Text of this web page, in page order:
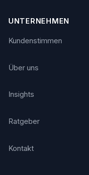
UNTERNEHMEN
Kundenstimmen
Über uns
Insights
Ratgeber
Kontakt